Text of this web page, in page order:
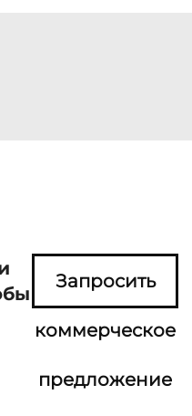
Запросить
коммерческое
предложение